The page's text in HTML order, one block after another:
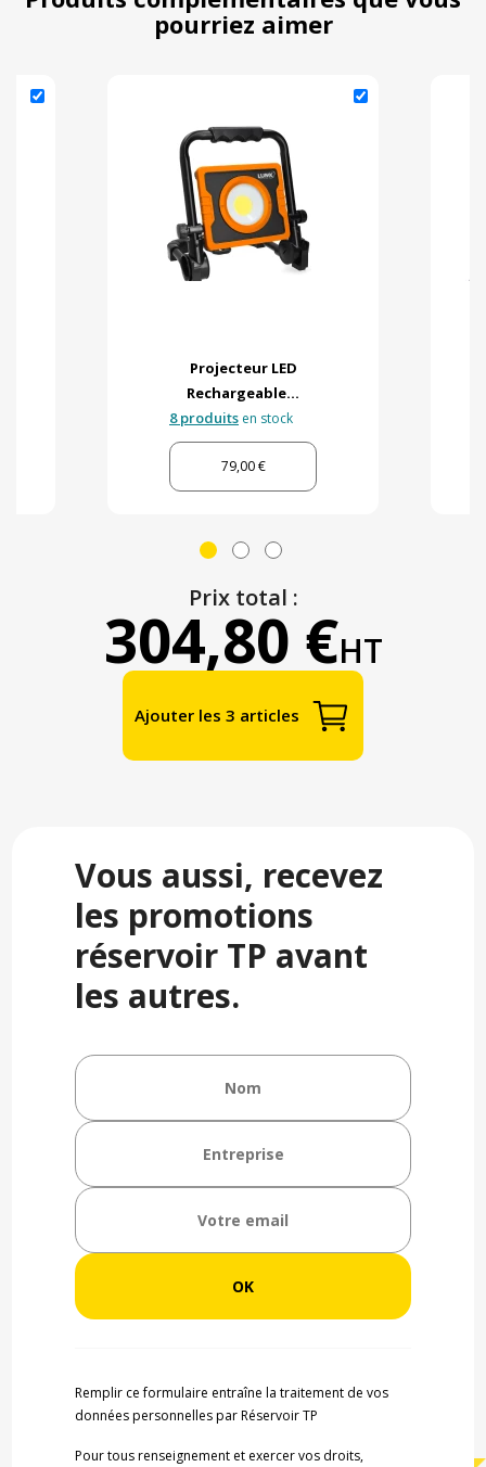
pourriez aimer
Projecteur LED
Rechargeable...
8 produits en stock
79,00 €
Prix total :
304,80 €HT
Ajouter les 3 articles
Vous aussi, recevez
les promotions
réservoir TP avant
les autres.
Remplir ce formulaire entraîne la traitement de vos
données personnelles par Réservoir TP
Pour tous renseignement et exercer vos droits,